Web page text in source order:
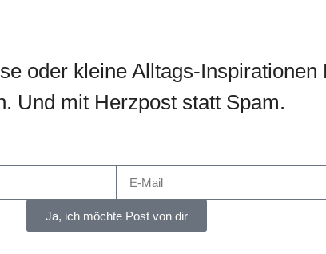
oder kleine Alltags-
Und mit Herzpost statt Spam.
Ja, ich möchte Post von dir